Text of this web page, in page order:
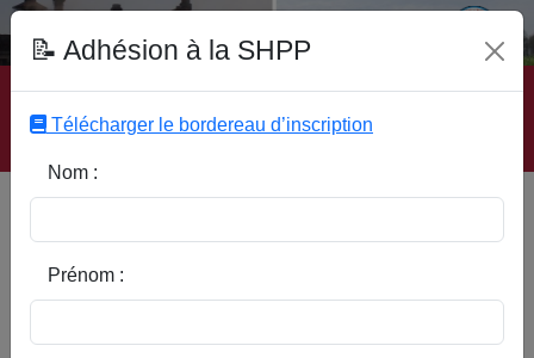
Accueil | Site SHPP | Auteurs | Editeurs | Rubriques |
Sous-Rubriques | Mots-Clefs | Contact
un collectionneur passionné à
Saint-Amand
📝 Adhésion à la SHPP
Télécharger le bordereau d’inscription
Nom :
Prénom :